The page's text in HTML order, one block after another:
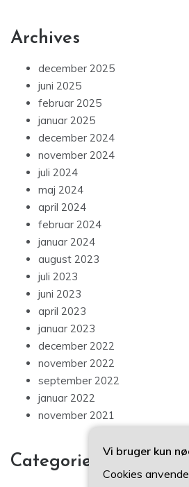
Archives
december 2025
juni 2025
februar 2025
januar 2025
december 2024
november 2024
juli 2024
maj 2024
april 2024
februar 2024
januar 2024
august 2023
juli 2023
juni 2023
april 2023
januar 2023
december 2022
november 2022
september 2022
januar 2022
november 2021
Categories
Vi bruger kun
Cookies